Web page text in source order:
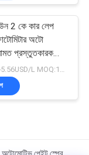
2 কে কার লেপ
অটো
প্রস্তুতকারক
পেইন্টিং
অটোমোটিভ পেইন্ট স্প্রে